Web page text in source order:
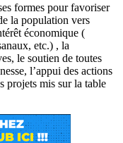
formes pour favoriser
la population vers
économique (
etc.) , la
le soutien de toutes
l’appui des actions
projets mis sur la table